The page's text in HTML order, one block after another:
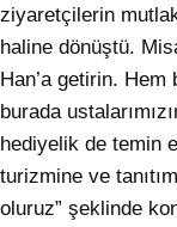
ziyaretçilerin
haline dönüştü.
Han’a getirin. Hem
burada
hediyelik de temin
turizmine ve
oluruz” şeklinde